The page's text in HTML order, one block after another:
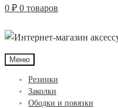
0 ₽ 0 товаров
Меню
Резинки
Заколки
Ободки и повязки